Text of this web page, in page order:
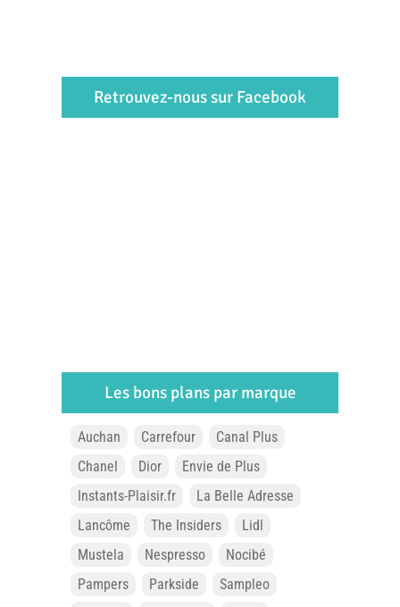
Retrouvez-nous sur Facebook
Les bons plans par marque
Auchan Carrefour
Canal Plus
Chanel
Dior
Envie de Plus
Instants-Plaisir.fr
La Belle Adresse
Lancôme
The Insiders
Lidl
Mustela
Nespresso
Nocibé
Pampers
Parkside
Sampleo